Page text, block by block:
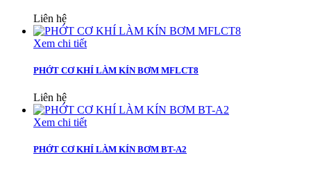
Liên hệ
Xem chi tiết
PHỚT CƠ KHÍ LÀM KÍN BƠM MFLCT8
Liên hệ
Xem chi tiết
PHỚT CƠ KHÍ LÀM KÍN BƠM BT-A2